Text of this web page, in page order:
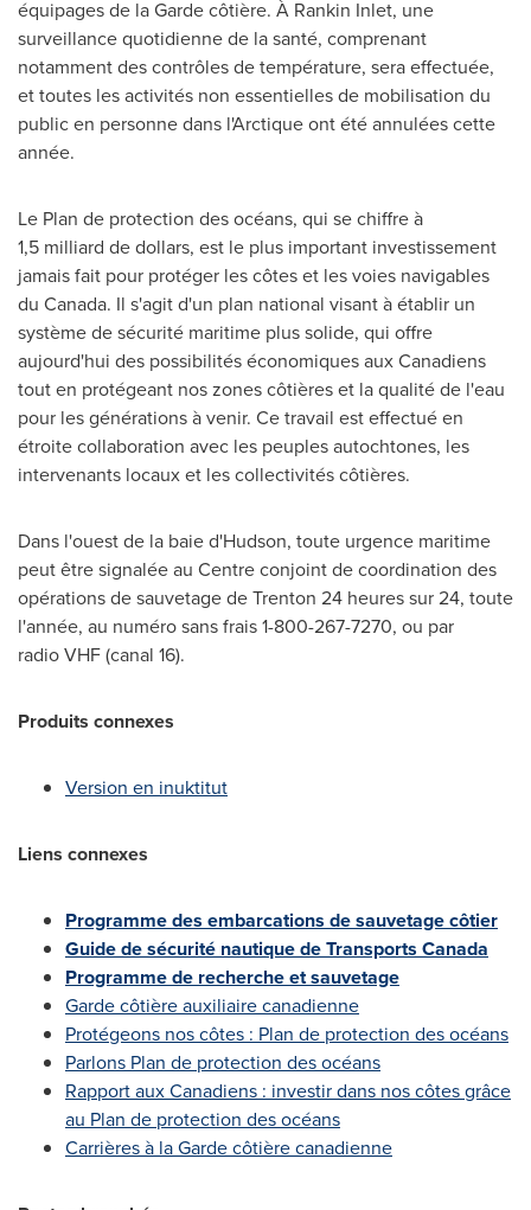
équipages de la Garde côtière. À Rankin Inlet, une
surveillance quotidienne de la santé, comprenant
notamment des contrôles de température, sera effectuée,
et toutes les activités non essentielles de mobilisation du
public en personne dans l'Arctique ont été annulées cette
année.
Le Plan de protection des océans, qui se chiffre à
1,5 milliard de dollars, est le plus important investissement
jamais fait pour protéger les côtes et les voies navigables
du Canada. Il s'agit d'un plan national visant à établir un
système de sécurité maritime plus solide, qui offre
aujourd'hui des possibilités économiques aux Canadiens
tout en protégeant nos zones côtières et la qualité de l'eau
pour les générations à venir. Ce travail est effectué en
étroite collaboration avec les peuples autochtones, les
intervenants locaux et les collectivités côtières.
Dans l'ouest de la baie d'Hudson, toute urgence maritime
peut être signalée au Centre conjoint de coordination des
opérations de sauvetage deTrenton 24 heures sur 24, toute
l'année, au numéro sans frais 1-800-267-7270, ou par
radio VHF (canal 16).
Produits connexes
Version en inuktitut
Liens connexes
Programme des embarcations de sauvetage côtier
Guide de sécurité nautique de Transports Canada
Programme de recherche et sauvetage
Garde côtière auxiliaire canadienne
Protégeons nos côtes : Plan de protection des océans
Parlons Plan de protection des océans
Rapport aux Canadiens : investir dans nos côtes grâce
au Plan de protection des océans
Carrières à la Garde côtière canadienne